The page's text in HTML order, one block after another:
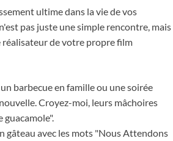
ultime dans la vie de vos
pas juste une simple rencontre, mais
réalisateur de votre propre film
barbecue en famille ou une soirée
Croyez-moi, leurs mâchoires
gâteau avec les mots "Nous Attendons